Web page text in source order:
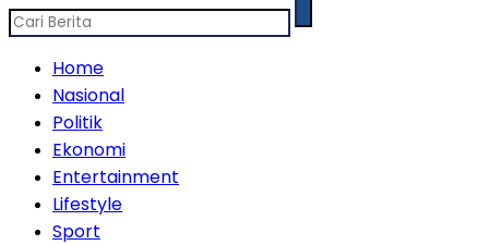
Home
Nasional
Politik
Ekonomi
Entertainment
Lifestyle
Sport